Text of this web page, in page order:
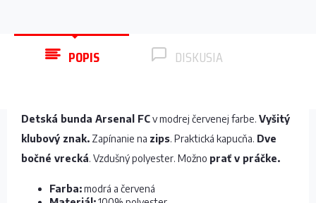
POPIS DISKUSIA
Detská bunda Arsenal FCv modrej červenej farbe. Vyšitý
klubový znak. Zapínanie na zips. Praktická kapucňa. Dve
bočné vrecká. Vzdušný polyester. Možno prať v práčke.
Farba:modrá a červená